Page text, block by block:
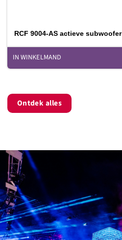
RCF 9004-AS actieve subwoofer
IN WINKELMAND
Ontdek alles